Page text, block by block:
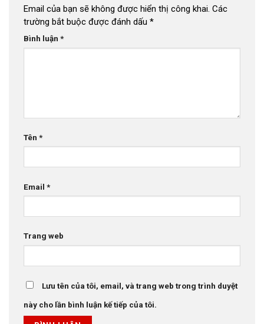
Email của bạn sẽ không được hiển thị công khai. Các
trường bắt buộc được đánh dấu *
Bình luận *
Tên *
Email *
Trang web
Lưu tên của tôi, email, và trang web trong trình duyệt
này cho lần bình luận kế tiếp của tôi.